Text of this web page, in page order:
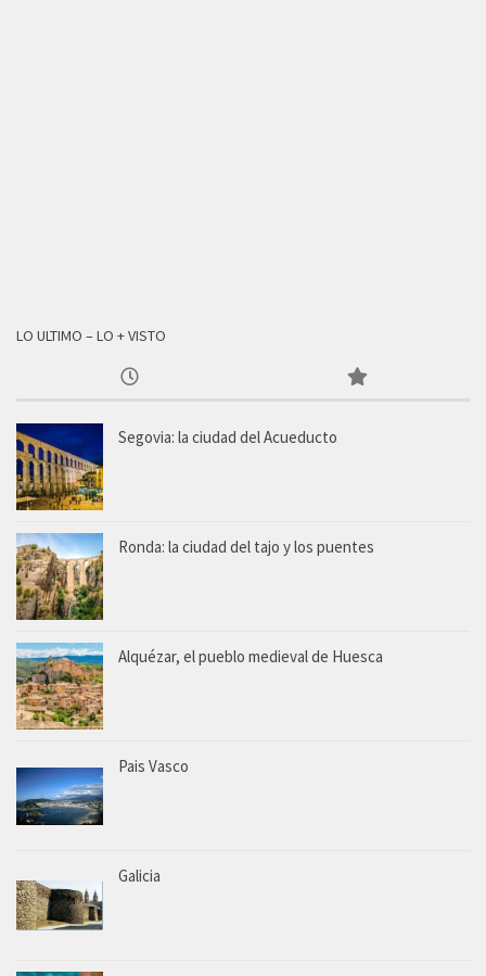
LO ULTIMO – LO + VISTO
Segovia: la ciudad del Acueducto
Ronda: la ciudad del tajo y los puentes
Alquézar, el pueblo medieval de Huesca
Pais Vasco
Galicia